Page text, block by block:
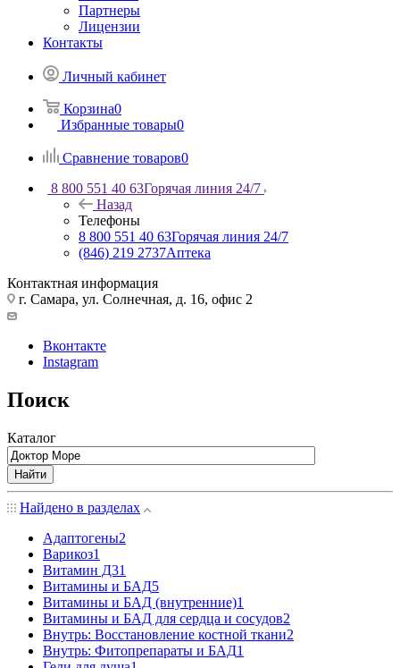
Партнеры
Лицензии
Контакты
Личный кабинет
Корзина0
Избранные товары0
Сравнение товаров0
8 800 551 40 63Горячая линия 24/7
Назад
Телефоны
8 800 551 40 63Горячая линия 24/7
(846) 219 2737Аптека
Контактная информация
г. Самара, ул. Солнечная, д. 16, офис 2
Вконтакте
Instagram
Поиск
Каталог
Найти
Найдено в разделах
Адаптогены2
Варикоз1
Витамин Д31
Витамины и БАД5
Витамины и БАД (внутренние)1
Витамины и БАД для сердца и сосудов2
Внутрь: Восстановление костной ткани2
Внутрь: Фитопрепараты и БАД1